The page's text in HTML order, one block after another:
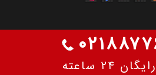
۲۴ ساعته